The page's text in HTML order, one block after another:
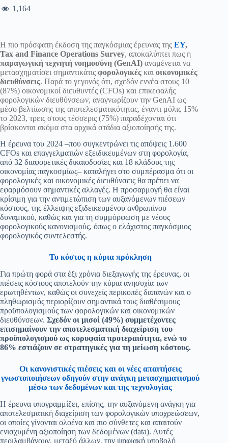
1,164
Η πιο πρόσφατη έκδοση της παγκόσμιας έρευνας της EY,
Tax and Finance Operations Survey, αποκαλύπτει πως η
παραγωγική τεχνητή νοημοσύνη (GenAI) αναμένεται να
μετασχηματίσει σημαντικάτις φορολογικές και οικονομικές
διευθύνσεις. Παρά το γεγονός ότι, σχεδόν εννέα στους 10
(87%) οικονομικοί διευθυντές (CFOs) και επικεφαλής
φορολογικών διευθύνσεων, αναγνωρίζουν την GenAI ως
μέσο βελτίωσης της αποτελεσματικότητας, έναντι μόλις 15%
το 2023, τρεις στους τέσσερις (75%) παραδέχονται ότι
βρίσκονται ακόμα στα αρχικά στάδια αξιοποίησής της.
Η έρευνα του 2024 –που συγκεντρώνει τις απόψεις 1.600
CFOs και επαγγελματιών εξειδικευμένων στη φορολογία,
από 32 διαφορετικές δικαιοδοσίες και 18 κλάδους της
οικονομίας παγκοσμίως– καταλήγει στο συμπέρασμα ότι οι
φορολογικές και οικονομικές διευθύνσεις θα πρέπει να
εφαρμόσουν σημαντικές αλλαγές. Η προσαρμογή θα είναι
κρίσιμη για την αντιμετώπιση των αυξανόμενων πιέσεων
κόστους, της έλλειψης εξιδεικευμένου ανθρωπίνου
δυναμικού, καθώς και για τη συμμόρφωση με νέους
φορολογικούς κανονισμούς, όπως ο ελάχιστος παγκόσμιος
φορολογικός συντελεστής.
Το κόστος η κύρια πρόκληση
Για πρώτη φορά στα έξι χρόνια διεξαγωγής της έρευνας, οι
πιέσεις κόστους αποτελούν την κύρια ανησυχία των
ερωτηθέντων, καθώς οι συνεχείς περικοπές δαπανών και ο
πληθωρισμός περιορίζουν σημαντικά τους διαθέσιμους
προϋπολογισμούς των φορολογικών και οικονομικών
διευθύνσεων. Σχεδόν οι μισοί (49%) συμμετέχοντες
επισημαίνουν την αποτελεσματική διαχείριση του
προϋπολογισμού ως κορυφαία προτεραιότητα, ενώ το
86% εστιάζουν σε στρατηγικές για τη μείωση κόστους.
Οι κανονιστικές πιέσεις και οι νέες απαιτήσεις
γνωστοποιήσεων οδηγούν στην ανάγκη μετασχηματισμού
μέσω των δεδομένων και της τεχνολογίας
Η έρευνα υπογραμμίζει, επίσης, την αυξανόμενη ανάγκη για
αποτελεσματική διαχείριση των φορολογικών υποχρεώσεων,
οι οποίες γίνονται ολοένα και πιο σύνθετες και απαιτούν
ενισχυμένη αξιοποίηση των δεδομένων (data). Αυτές
περιλαμβάνουν, μεταξύ άλλων, την ψηφιακή υποβολή